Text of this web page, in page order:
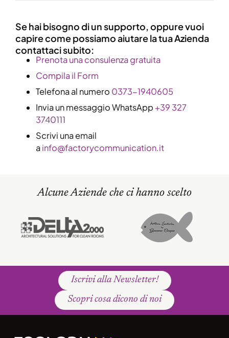
Se hai bisogno di un supporto, oppure vuoi
capire come possiamo aiutare la tua Azienda
contattaci subito:
​Prenota una consulenza gratuita
Compila il Form
Telefona al numero 0373-1940605
Invia un messaggio WhatsApp +39 327
3740111
Scrivi una email
ainfo@factorycommunication.it
Alcune Aziende che ci hanno scelto
Iscrivi alla Newsletter!
Scopri cosa dicono di noi